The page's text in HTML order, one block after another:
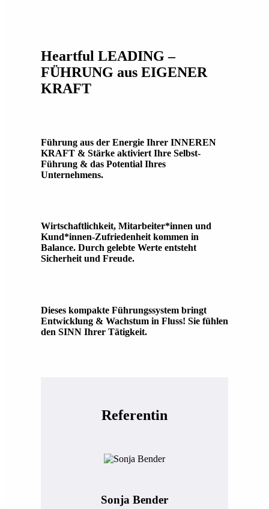
Heartful LEADING –
FÜHRUNG aus EIGENER
KRAFT
Führung aus der Energie Ihrer INNEREN
KRAFT & Stärke aktiviert Ihre Selbst-
Führung & das Potential Ihres
Unternehmens.
Wirtschaftlichkeit, Mitarbeiter*innen und
Kund*innen-Zufriedenheit kommen in
Balance. Durch gelebte Werte entsteht
Sicherheit und Freude.
Dieses kompakte Führungssystem bringt
Entwicklung & Wachstum in Fluss! Sie fühlen
den SINN Ihrer Tätigkeit.
Referentin
Sonja Bender